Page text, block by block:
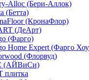
Alloc (Бери-Аллок)
(Бетта)
(КронаФлор)
(ДеАрт)
(Фарго)
Home Expert (Фарго
(Флорвуд)
(АЙВиСи)
плитка